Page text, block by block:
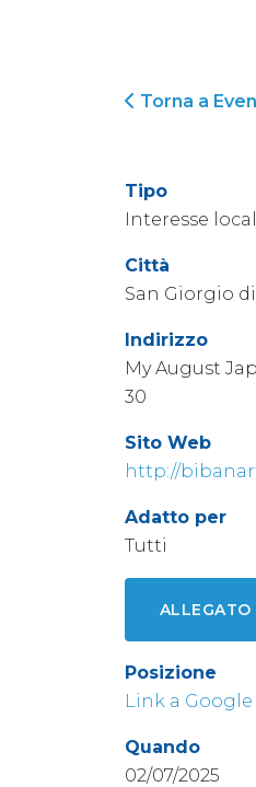
Torna a
Tipo
Interesse
Città
San Giorgio
Indirizzo
My August
30
Sito Web
http://
Adatto per
Tutti
ALLEGATO
Posizione
Link a
Quando
02/07/2025